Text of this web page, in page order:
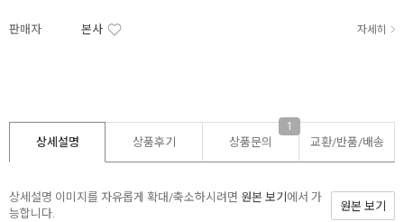
판매자 본사 자세히
상세설명 상품후기 상품문의
1
교환/반품/배송
상세설명 이미지를 자유롭게 확대/축소하시려면 원본 보기 에서 가
능합니다.
원본 보기